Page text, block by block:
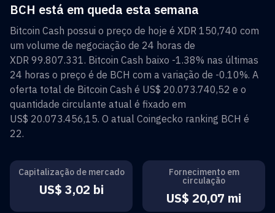
BCH está em queda esta semana
Bitcoin Cash possui o preço de hoje é XDR 150,740 com
um volume de negociação de 24 horas de
XDR 99.807.331. Bitcoin Cash baixo -1.38% nas últimas
24 horas o preço é de BCH com a variação de -0.10%. A
oferta total de Bitcoin Cash é US$ 20.073.740,52 e o
quantidade circulante atual é fixado em
US$ 20.073.456,15. O atual Coingecko ranking BCH é
22.
Capitalização de mercado
US$ 3,02 bi
Fornecimento em
circulação
US$ 20,07 mi